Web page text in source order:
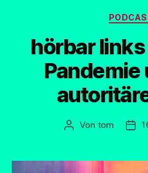
hörbar links
Pandemie
Beitragsautor
Von tom